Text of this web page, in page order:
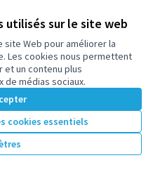
utilisés sur le site web
Web pour améliorer la
Les cookies nous permettent
un contenu plus
de médias sociaux.
cookies essentiels
: 50
sur YouTube
sur GitHub